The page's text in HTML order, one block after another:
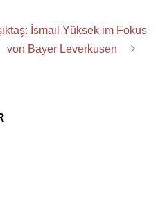
İsmail Yüksek im Fokus
von Bayer Leverkusen